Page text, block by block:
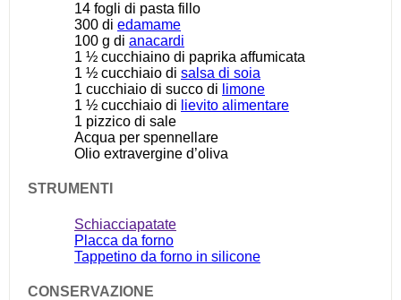
14 fogli di pasta fillo
300 di edamame
100 g di anacardi
1 ½ cucchiaino di paprika affumicata
1 ½ cucchiaio di salsa di soia
1 cucchiaio di succo di limone
1 ½ cucchiaio di lievito alimentare
1 pizzico di sale
Acqua per spennellare
Olio extravergine d’oliva
STRUMENTI
Schiacciapatate
Placca da forno
Tappetino da forno in silicone
CONSERVAZIONE